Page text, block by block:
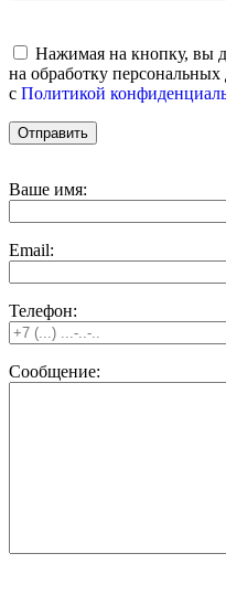
Нажимая на кнопку, вы
на обработку
c Политикой
Ваше имя:
Email:
Телефон:
Сообщение: